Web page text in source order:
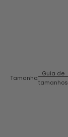
Tamanho:
Guia de
tamanhos